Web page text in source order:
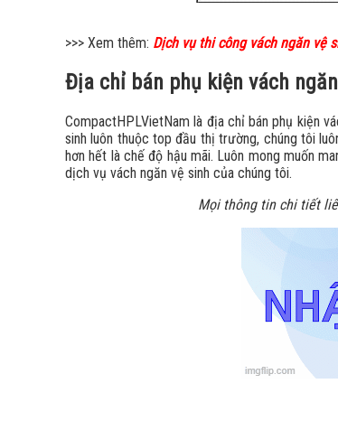
>>> Xem thêm: Dịch vụ thi công vách ngăn vệ
Địa chỉ bán phụ kiện vách
CompactHPLVietNam là địa chỉ bán phụ kiện
sinh luôn thuộc top đầu thị trường, chúng tôi
hơn hết là chế độ hậu mãi. Luôn mong muốn
dịch vụ vách ngăn vệ sinh của chúng tôi.
Mọi thông tin chi tiết